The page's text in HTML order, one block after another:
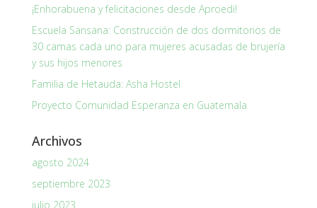
¡Enhorabuena y felicitaciones desde Aproedi!
Escuela Sansana: Construcción de dos dormitorios de
30 camas cada uno para mujeres acusadas de brujería
y sus hijos menores
Familia de Hetauda: Asha Hostel
Proyecto Comunidad Esperanza en Guatemala
Archivos
agosto 2024
septiembre 2023
julio 2023